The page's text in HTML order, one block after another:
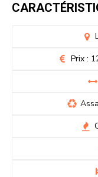
Prix :